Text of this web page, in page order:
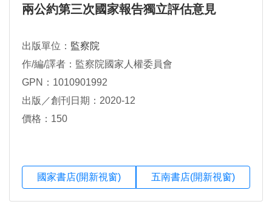
兩公約第三次國家報告獨立評估意見
出版單位： 監察院
作/編/譯者：監察院國家人權委員會
GPN：1010901992
出版／創刊日期：2020-12
價格：150
國家書店(開新視窗) 五南書店(開新視窗)